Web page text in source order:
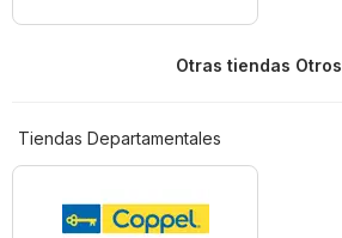
Otras tiendas Otros
Tiendas Departamentales